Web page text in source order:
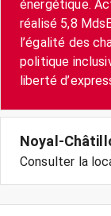
énergétique.
réalisé 5,8
l’égalité des
politique
liberté
Noyal-
Consulter la